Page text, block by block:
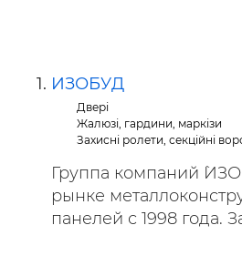
ИЗОБУД
Двері
Жалюзі, гардини, маркізи
Захисні ролети, секційні
Группа компаний
рынке
панелей с 1998 года.